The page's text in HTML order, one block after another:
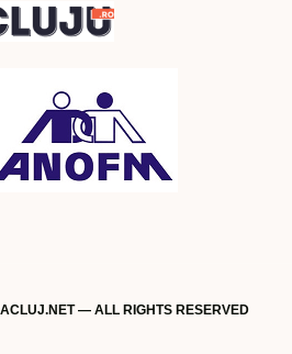
— ALL RIGHTS RESERVED